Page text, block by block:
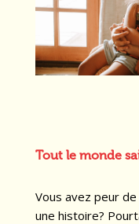
Tout le monde
Vous avez peur
une histoire?